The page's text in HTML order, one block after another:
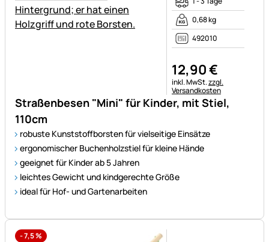
Straßenbesen "Mini" für Kinder, mit Stiel,
110cm
robuste Kunststoffborsten für vielseitige Einsätze
ergonomischer Buchenholzstiel für kleine Hände
geeignet für Kinder ab 5 Jahren
leichtes Gewicht und kindgerechte Größe
ideal für Hof- und Gartenarbeiten
0,68 kg
492010
12,90€
Steuerhinweis:
inkl. MwSt.zzgl.
Versandkosten
-7,5%